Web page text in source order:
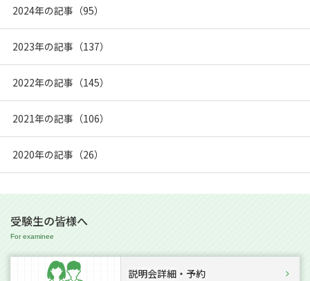
2024年の記事（95）
2023年の記事（137）
2022年の記事（145）
2021年の記事（106）
2020年の記事（26）
受験生の皆様へ
説明会詳細・予約